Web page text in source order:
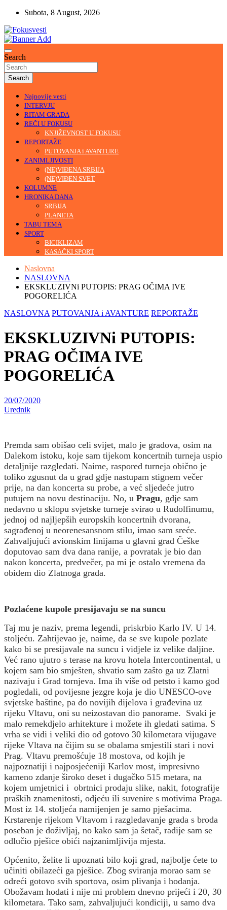
Skip
content
Subota, 8 August, 2026
Fokusvesti
Search
Search
Najnovije vesti
INTERVJU
RITAM GRADA
REČI U FOKUSU
KNJIŽEVNOST U FOKUSU
REPORTAŽE
PUTOVANJA i AVANTURE
ZANIMLJIVOSTI
(NE)VIĐENA SRBIJA
(NE)VIĐEN SVET
KOLUMNE
HRONIKA DANA
SRBIJA
PLANETA
TABU TEMA
SPORT
BICIKLIZAM
KASAČKI SPORT
Naslovna
NASLOVNA
EKSKLUZIVNi PUTOPIS: PRAG OČIMA IVE
POGORELIĆA
NASLOVNA PUTOVANJA i AVANTURE REPORTAŽE
EKSKLUZIVNi PUTOPIS:
PRAG OČIMA IVE
POGORELIĆA
20/07/2020
Urednik
Premda sam obišao celi svijet, malo je gradova, osim na
Dalekom istoku, koje sam tijekom koncertnih turneja uspio
detaljnije razgledati. Naime, raspored turneja obično je
toliko zgusnut da u grad gdje nastupam stignem večer
prije, na dan koncerta su probe, a već sljedeće jutro
putujem na novu destinaciju. No, u Pragu, gdje sam
nedavno u sklopu svjetske turneje svirao u Rudolfinumu,
jednoj od najljepših europskih koncertnih dvorana,
sagrađenoj u neorenesansnom stilu, imao sam sreće.
Zahvaljujući avionskim linijama u glavni grad Češke
doputovao sam dva dana ranije, a povratak je bio dan
nakon koncerta, predvečer, pa mi je ostalo vremena da
obiđem dio Zlatnoga grada.
Pozlaćene kupole presijavaju se na suncu
Taj mu je naziv, prema legendi, priskrbio Karlo IV. U 14.
stoljeću. Zahtijevao je, naime, da se sve kupole pozlate
kako bi se presijavale na suncu i vidjele iz velike daljine.
Već rano ujutro s terase na krovu hotela Intercontinental, u
kojem sam bio smješten, shvatio sam zašto ga uz Zlatni
nazivaju i Grad tornjeva. Ima ih više od petsto i kamo god
pogledali, od povijesne jezgre koja je dio UNESCO-ove
svjetske baštine, pa do novijih dijelova i građevina uz
rijeku Vltavu, oni su neizostavan dio panorame. Svaki je
malo remek­djelo arhitekture i možete ih gledati satima. S
vrha se vidi i veliki dio od gotovo 30 kilometara vijugave
rijeke Vltava na čijim su se obalama smjestili stari i novi
Prag. Vltavu premošćuje 18 mostova, od kojih je
najpoznatiji i najposjećeniji Karlov most, impresivno
kameno zdanje široko deset i dugačko 515 metara, na
kojem umjetnici i obrtnici prodaju slike, nakit, fotografije
praških znamenitosti, odjeću ili suvenire s motivima Praga.
Most iz 14. stoljeća namijenjen je samo pješacima.
Krstarenje rijekom Vltavom i razgledavanje grada s broda
poseban je doživljaj, no kako sam ja šetač, radije sam se
odlučio pješice obići najzanimljivija mjesta.
Općenito, želite li upoznati bilo koji grad, najbolje ćete to
učiniti obilazeći ga pješice. Zbog sviranja morao sam se
odreći gotovo svih sportova, osim plivanja i hodanja.
Obožavam hodati i nije mi problem dnevno prijeći i 20, 30
kilometara. Tako sam, zahvaljujući kondiciji, u samo dva